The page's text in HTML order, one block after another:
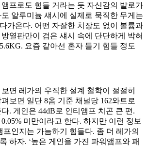
프로도 힘들 거라는 듯 자신감의 발로가
알루미늄 섀시에 실제로 묵직한 무게는
가온다. 어떤 자잘한 치장도 없이 볼륨과
열판만이 검은 섀시 속에 단단하게 박혀
요즘 같아선 혼자 들기 힘들 정도
면 레가의 우직한 설계 철학이 절절히
보면 일단 8옴 기준 채널당 162와트로
. 게인은 44dB로 인티앰프 치곤 큰 편.
미만이라고 한다. 하지만 이런 정보
프인지는 가늠하기 힘들다. 좀 더 레가의
하자. ‘높은 게인을 가진 파워앰프와 패